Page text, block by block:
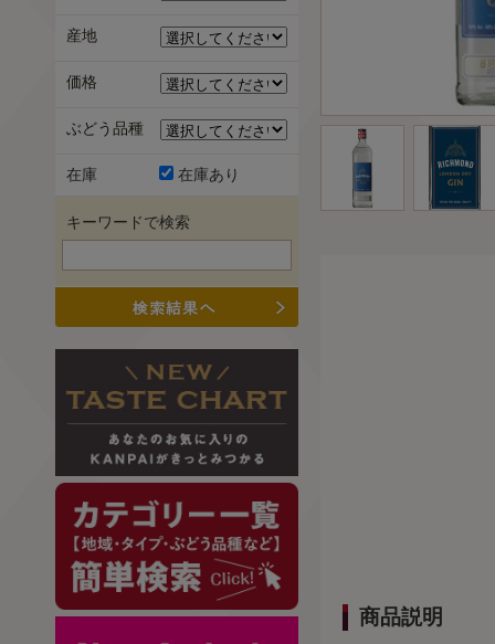
商品説明
産地
価格
ぶどう品種
在庫 在庫あり
キーワードで検索